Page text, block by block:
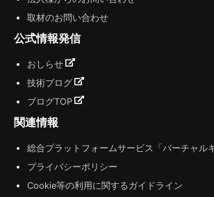
取材のお問い合わせ
公式情報発信
おしらせ
技術ブログ
ブログTOP
関連情報
総合プラットフォームサービス「バーチャル
プライバシーポリシー
Cookie等の利用に関するガイドライン